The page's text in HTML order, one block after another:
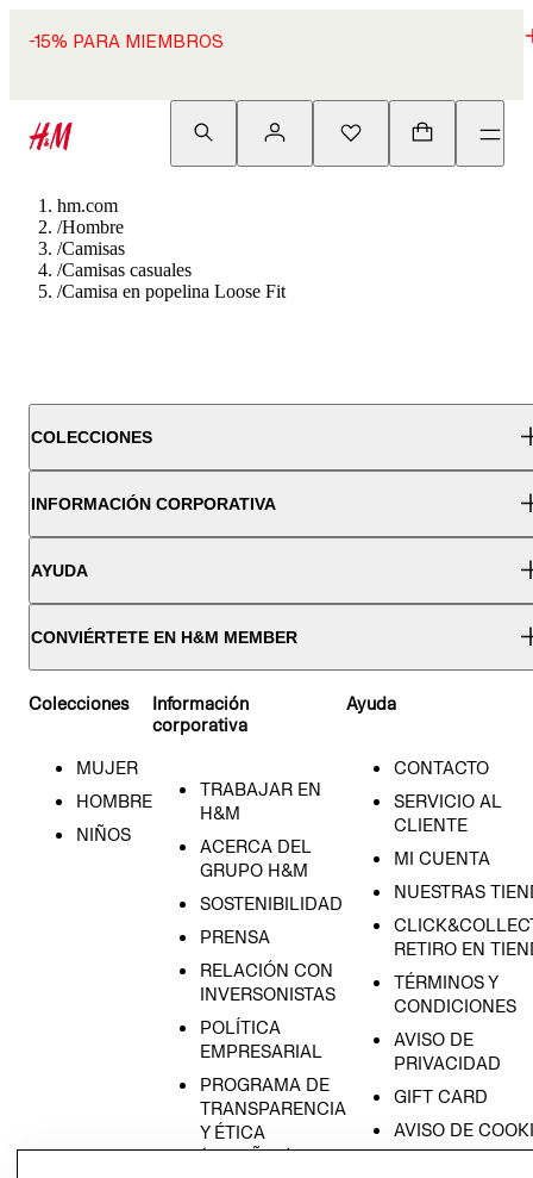
-15% PARA MIEMBROS
hm.com
/Hombre
/Camisas
/Camisas casuales
/Camisa en popelina Loose Fit
COLECCIONES
INFORMACIÓN CORPORATIVA
AYUDA
CONVIÉRTETE EN H&M MEMBER
Colecciones
MUJER
HOMBRE
NIÑOS
Información
corporativa
TRABAJAR EN
H&M
ACERCA DEL
GRUPO H&M
SOSTENIBILIDAD
PRENSA
RELACIÓN CON
INVERSONISTAS
POLÍTICA
EMPRESARIAL
PROGRAMA DE
TRANSPARENCIA
Y ÉTICA
(ESPAÑOL)
Ayuda
CONTACTO
SERVICIO AL
CLIENTE
MI CUENTA
NUESTRAS
RETIRO EN
TÉRMINOS Y
CONDICIONES
AVISO DE
PRIVACIDAD
GIFT CARD
AVISO DE